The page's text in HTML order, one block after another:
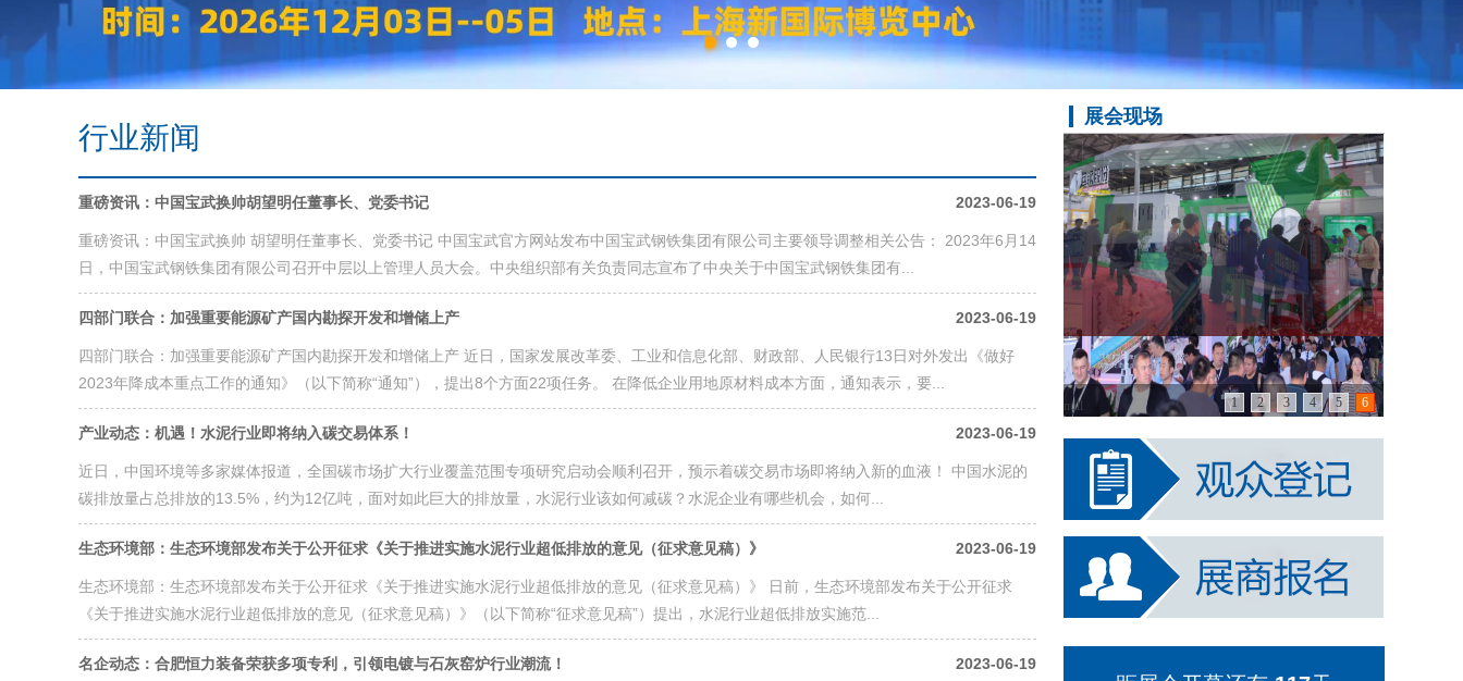
行业新闻
重磅资讯：中国宝武换帅胡望明任董事长、党委书记 2023-06-19
重磅资讯：中国宝武换帅 胡望明任董事长、党委书记 中国宝武官方网站发布中国宝武钢铁集团有限公司主要领导调整相关公告： 2023年6月14
日，中国宝武钢铁集团有限公司召开中层以上管理人员大会。中央组织部有关负责同志宣布了中央关于中国宝武钢铁集团有...
四部门联合：加强重要能源矿产国内勘探开发和增储上产 2023-06-19
四部门联合：加强重要能源矿产国内勘探开发和增储上产 近日，国家发展改革委、工业和信息化部、财政部、人民银行13日对外发出《做好
2023年降成本重点工作的通知》（以下简称“通知”），提出8个方面22项任务。 在降低企业用地原材料成本方面，通知表示，要...
产业动态：机遇！水泥行业即将纳入碳交易体系！ 2023-06-19
近日，中国环境等多家媒体报道，全国碳市场扩大行业覆盖范围专项研究启动会顺利召开，预示着碳交易市场即将纳入新的血液！ 中国水泥的
碳排放量占总排放的13.5%，约为12亿吨，面对如此巨大的排放量，水泥行业该如何减碳？水泥企业有哪些机会，如何...
生态环境部：生态环境部发布关于公开征求《关于推进实施水泥行业超低排放的意见（征求意见稿）》 2023-06-19
生态环境部：生态环境部发布关于公开征求《关于推进实施水泥行业超低排放的意见（征求意见稿）》 日前，生态环境部发布关于公开征求
《关于推进实施水泥行业超低排放的意见（征求意见稿）》（以下简称“征求意见稿”）提出，水泥行业超低排放实施范...
名企动态：合肥恒力装备荣获多项专利，引领电镀与石灰窑炉行业潮流！ 2023-06-19
展会现场
null 1 2 3 4 5 6
鸣谢指导单位：（拟）
世界钢铁协会
全球低碳冶金创新联盟
欧洲钢铁协会
欧洲冶金设备协会
国际采矿及金属协会
中国钢铁工业协会
中国机械工程学会
中国冶金矿山企业协会
中国节能协会等
达涅利集团